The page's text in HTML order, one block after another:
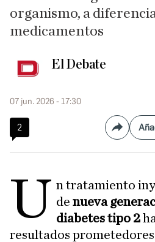
organismo, a
medicamentos
El Debate
07 jun. 2026 - 17:30
2
U n tratamiento
de nueva
diabetes tipo 2
resultados prometedores